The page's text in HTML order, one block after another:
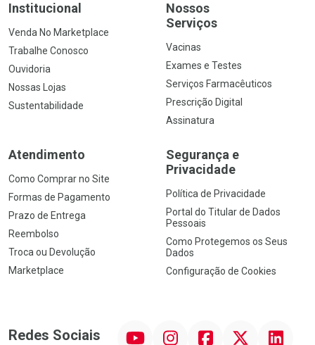
Institucional
Venda No Marketplace
Trabalhe Conosco
Ouvidoria
Nossas Lojas
Sustentabilidade
Nossos
Serviços
Vacinas
Exames e Testes
Serviços Farmacêuticos
Prescrição Digital
Assinatura
Atendimento
Como Comprar no Site
Formas de Pagamento
Prazo de Entrega
Reembolso
Troca ou Devolução
Marketplace
Segurança e
Privacidade
Política de Privacidade
Portal do Titular de Dados
Pessoais
Como Protegemos os Seus
Dados
Configuração de Cookies
Redes Sociais InstagramFacebookTwitter Linkedin